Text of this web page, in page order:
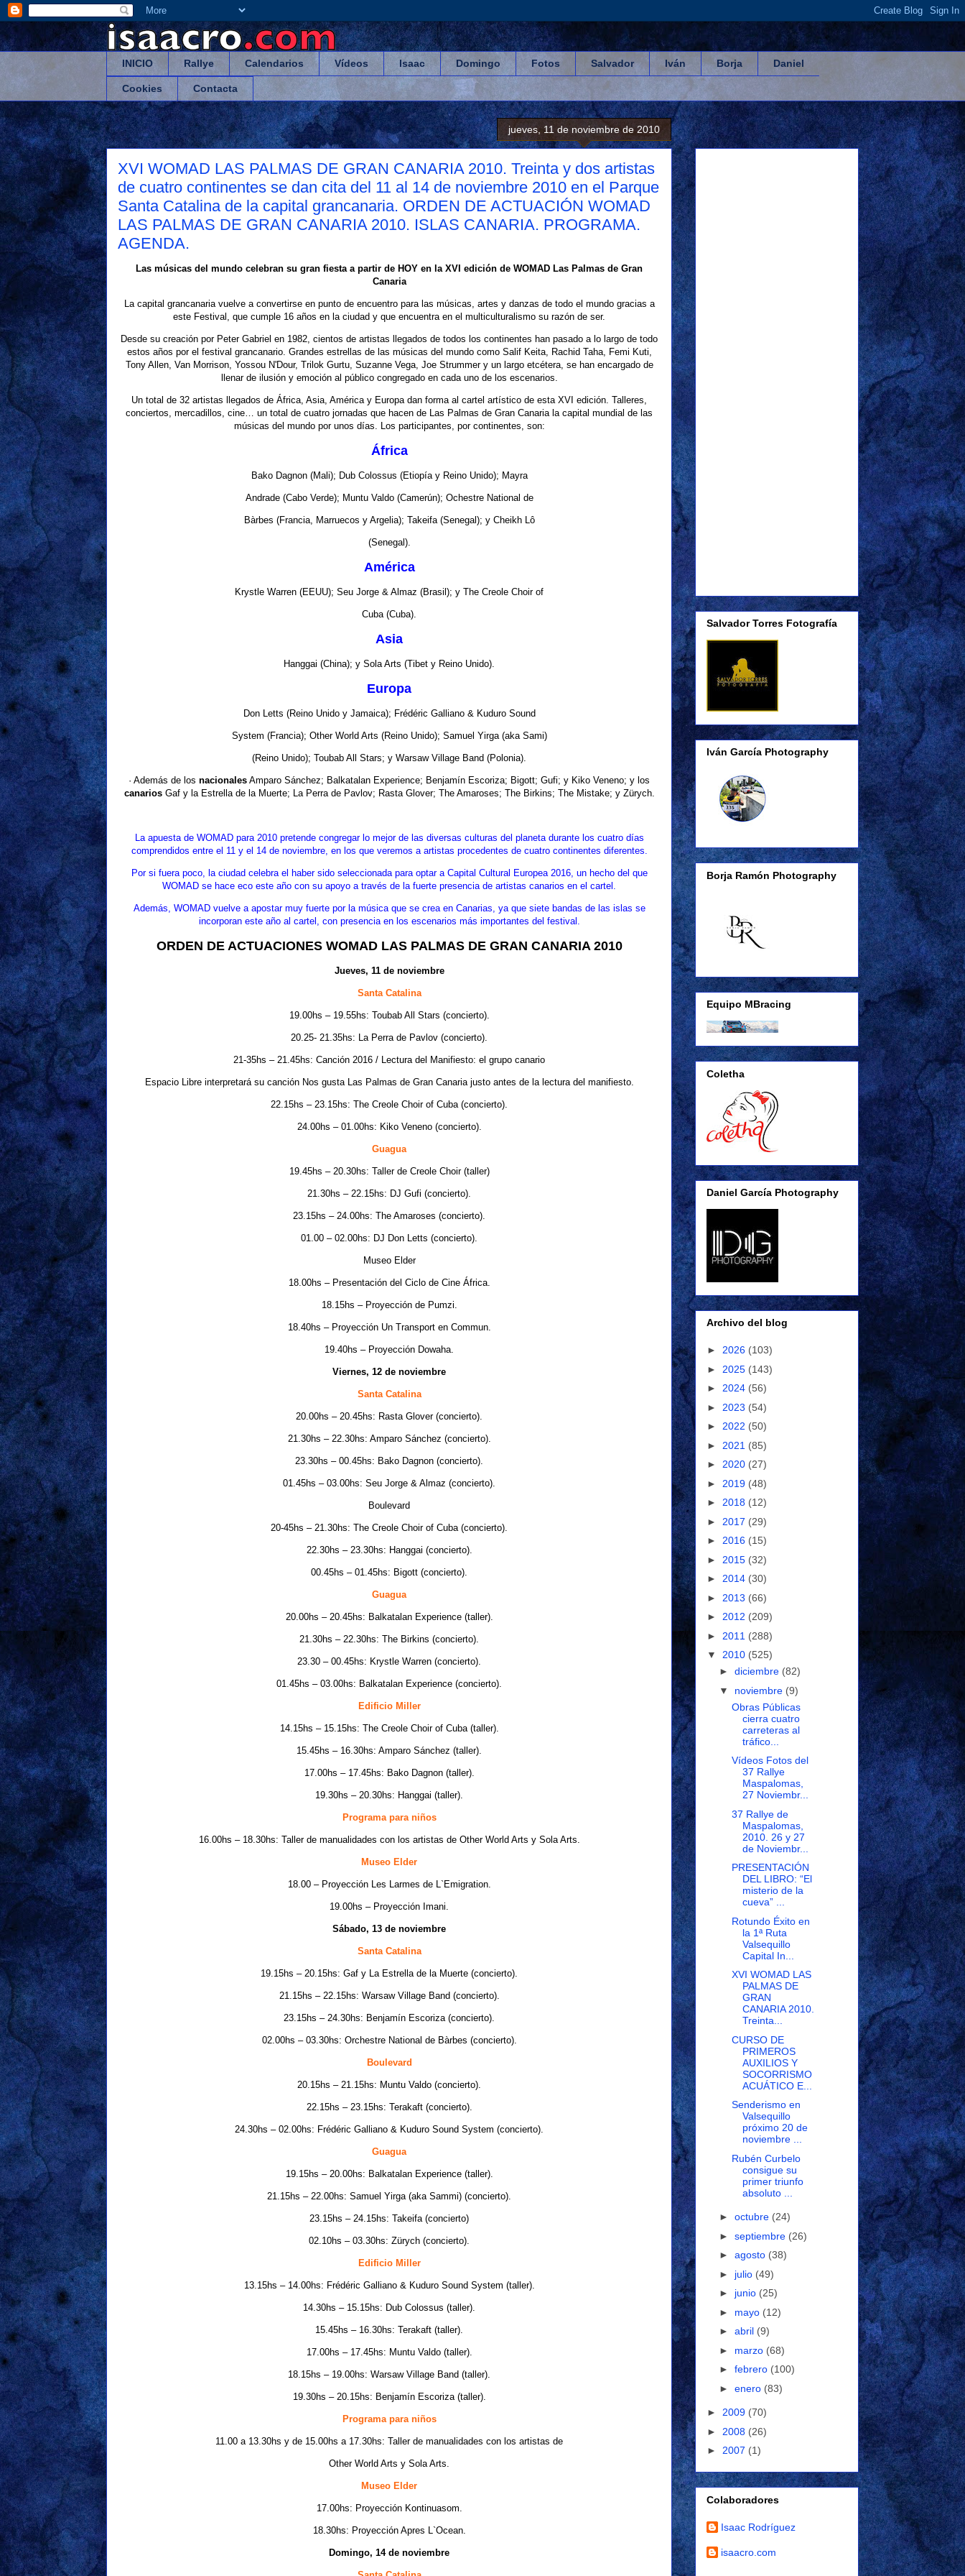
INICIO Rallye Calendarios Vídeos Isaac Domingo Fotos Salvador Iván Borja Daniel
Cookies Contacta
jueves, 11 de noviembre de 2010
XVI WOMAD LAS PALMAS DE GRAN CANARIA 2010. Treinta y dos artistas
de cuatro continentes se dan cita del 11 al 14 de noviembre 2010 en el Parque
Santa Catalina de la capital grancanaria. ORDEN DE ACTUACIÓN WOMAD
LAS PALMAS DE GRAN CANARIA 2010. ISLAS CANARIA. PROGRAMA.
AGENDA.
Las músicas del mundo celebran su gran fiesta a partir de HOY en la XVI edición de WOMAD Las Palmas de Gran
Canaria
La capital grancanaria vuelve a convertirse en punto de encuentro para las músicas, artes y danzas de todo el mundo gracias a
este Festival, que cumple 16 años en la ciudad y que encuentra en el multiculturalismo su razón de ser.
Desde su creación por Peter Gabriel en 1982, cientos de artistas llegados de todos los continentes han pasado a lo largo de todo
estos años por el festival grancanario. Grandes estrellas de las músicas del mundo como Salif Keita, Rachid Taha, Femi Kuti,
Tony Allen, Van Morrison, Yossou N'Dour, Trilok Gurtu, Suzanne Vega, Joe Strummer y un largo etcétera, se han encargado de
llenar de ilusión y emoción al público congregado en cada uno de los escenarios.
Un total de 32 artistas llegados de África, Asia, América y Europa dan forma al cartel artístico de esta XVI edición. Talleres,
conciertos, mercadillos, cine… un total de cuatro jornadas que hacen de Las Palmas de Gran Canaria la capital mundial de las
músicas del mundo por unos días. Los participantes, por continentes, son:
África
Bako Dagnon (Mali); Dub Colossus (Etiopía y Reino Unido); Mayra
Andrade (Cabo Verde); Muntu Valdo (Camerún); Ochestre National de
Bàrbes (Francia, Marruecos y Argelia); Takeifa (Senegal); y Cheikh Lô
(Senegal).
América
Krystle Warren (EEUU); Seu Jorge & Almaz (Brasil); y The Creole Choir of
Cuba (Cuba).
Asia
Hanggai (China); y Sola Arts (Tibet y Reino Unido).
Europa
Don Letts (Reino Unido y Jamaica); Frédéric Galliano & Kuduro Sound
System (Francia); Other World Arts (Reino Unido); Samuel Yirga (aka Sami)
(Reino Unido); Toubab All Stars; y Warsaw Village Band (Polonia).
· Además de los nacionales Amparo Sánchez; Balkatalan Experience; Benjamín Escoriza; Bigott; Gufi; y Kiko Veneno; y los
canariosGaf y la Estrella de la Muerte; La Perra de Pavlov; Rasta Glover; The Amaroses; The Birkins; The Mistake; y Zürych.
La apuesta de WOMAD para 2010 pretende congregar lo mejor de las diversas culturas del planeta durante los cuatro días
comprendidos entre el 11 y el 14 de noviembre, en los que veremos a artistas procedentes de cuatro continentes diferentes.
Por si fuera poco, la ciudad celebra el haber sido seleccionada para optar a Capital Cultural Europea 2016, un hecho del que
WOMAD se hace eco este año con su apoyo a través de la fuerte presencia de artistas canarios en el cartel.
Además, WOMAD vuelve a apostar muy fuerte por la música que se crea en Canarias, ya que siete bandas de las islas se
incorporan este año al cartel, con presencia en los escenarios más importantes del festival.
ORDEN DE ACTUACIONES WOMAD LAS PALMAS DE GRAN CANARIA 2010
Jueves, 11 de noviembre
Santa Catalina
19.00hs – 19.55hs: Toubab All Stars (concierto).
20.25- 21.35hs: La Perra de Pavlov (concierto).
21-35hs – 21.45hs: Canción 2016 / Lectura del Manifiesto: el grupo canario
Espacio Libre interpretará su canción Nos gusta Las Palmas de Gran Canaria justo antes de la lectura del manifiesto.
22.15hs – 23.15hs: The Creole Choir of Cuba (concierto).
24.00hs – 01.00hs: Kiko Veneno (concierto).
Guagua
19.45hs – 20.30hs: Taller de Creole Choir (taller)
21.30hs – 22.15hs: DJ Gufi (concierto).
23.15hs – 24.00hs: The Amaroses (concierto).
01.00 – 02.00hs: DJ Don Letts (concierto).
Museo Elder
18.00hs – Presentación del Ciclo de Cine África.
18.15hs – Proyección de Pumzi.
18.40hs – Proyección Un Transport en Commun.
19.40hs – Proyección Dowaha.
Viernes, 12 de noviembre
Santa Catalina
20.00hs – 20.45hs: Rasta Glover (concierto).
21.30hs – 22.30hs: Amparo Sánchez (concierto).
23.30hs – 00.45hs: Bako Dagnon (concierto).
01.45hs – 03.00hs: Seu Jorge & Almaz (concierto).
Boulevard
20-45hs – 21.30hs: The Creole Choir of Cuba (concierto).
22.30hs – 23.30hs: Hanggai (concierto).
00.45hs – 01.45hs: Bigott (concierto).
Guagua
20.00hs – 20.45hs: Balkatalan Experience (taller).
21.30hs – 22.30hs: The Birkins (concierto).
23.30 – 00.45hs: Krystle Warren (concierto).
01.45hs – 03.00hs: Balkatalan Experience (concierto).
Edificio Miller
14.15hs – 15.15hs: The Creole Choir of Cuba (taller).
15.45hs – 16.30hs: Amparo Sánchez (taller).
17.00hs – 17.45hs: Bako Dagnon (taller).
19.30hs – 20.30hs: Hanggai (taller).
Programa para niños
16.00hs – 18.30hs: Taller de manualidades con los artistas de Other World Arts y Sola Arts.
Museo Elder
18.00 – Proyección Les Larmes de L`Emigration.
19.00hs – Proyección Imani.
Sábado, 13 de noviembre
Santa Catalina
19.15hs – 20.15hs: Gaf y La Estrella de la Muerte (concierto).
21.15hs – 22.15hs: Warsaw Village Band (concierto).
23.15hs – 24.30hs: Benjamín Escoriza (concierto).
02.00hs – 03.30hs: Orchestre National de Bàrbes (concierto).
Boulevard
20.15hs – 21.15hs: Muntu Valdo (concierto).
22.15hs – 23.15hs: Terakaft (concierto).
24.30hs – 02.00hs: Frédéric Galliano & Kuduro Sound System (concierto).
Guagua
19.15hs – 20.00hs: Balkatalan Experience (taller).
21.15hs – 22.00hs: Samuel Yirga (aka Sammi) (concierto).
23.15hs – 24.15hs: Takeifa (concierto)
02.10hs – 03.30hs: Zürych (concierto).
Edificio Miller
13.15hs – 14.00hs: Frédéric Galliano & Kuduro Sound System (taller).
14.30hs – 15.15hs: Dub Colossus (taller).
15.45hs – 16.30hs: Terakaft (taller).
17.00hs – 17.45hs: Muntu Valdo (taller).
18.15hs – 19.00hs: Warsaw Village Band (taller).
19.30hs – 20.15hs: Benjamín Escoriza (taller).
Programa para niños
11.00 a 13.30hs y de 15.00hs a 17.30hs: Taller de manualidades con los artistas de
Other World Arts y Sola Arts.
Museo Elder
17.00hs: Proyección Kontinuasom.
18.30hs: Proyección Apres L`Ocean.
Domingo, 14 de noviembre
Salvador Torres Fotografía
Iván García Photography
Borja Ramón Photography
Equipo MBracing
Coletha
Daniel García Photography
Archivo del blog
► 2026 (103)
► 2025 (143)
► 2024 (56)
► 2023 (54)
► 2022 (50)
► 2021 (85)
► 2020 (27)
► 2019 (48)
► 2018 (12)
► 2017 (29)
► 2016 (15)
► 2015 (32)
► 2014 (30)
► 2013 (66)
► 2012 (209)
► 2011 (288)
▼ 2010 (525)
► diciembre (82)
▼ noviembre (9)
Obras Públicas
cierra cuatro
carreteras al
tráfico...
Vídeos Fotos del
37 Rallye
Maspalomas,
27 Noviembr...
37 Rallye de
Maspalomas,
2010. 26 y 27
de Noviembr...
PRESENTACIÓN
DEL LIBRO: “El
misterio de la
cueva” ...
Rotundo Éxito en
la 1ª Ruta
Valsequillo
Capital In...
XVI WOMAD LAS
PALMAS DE
GRAN
CANARIA 2010.
Treinta...
CURSO DE
PRIMEROS
AUXILIOS Y
SOCORRISMO
ACUÁTICO E...
Senderismo en
Valsequillo
próximo 20 de
noviembre ...
Rubén Curbelo
consigue su
primer triunfo
absoluto ...
► octubre (24)
► septiembre (26)
► agosto (38)
► julio (49)
► junio (25)
► mayo (12)
► abril (9)
► marzo (68)
► febrero (100)
► enero (83)
► 2009 (70)
► 2008 (26)
► 2007 (1)
Colaboradores
Isaac Rodríguez
isaacro.com